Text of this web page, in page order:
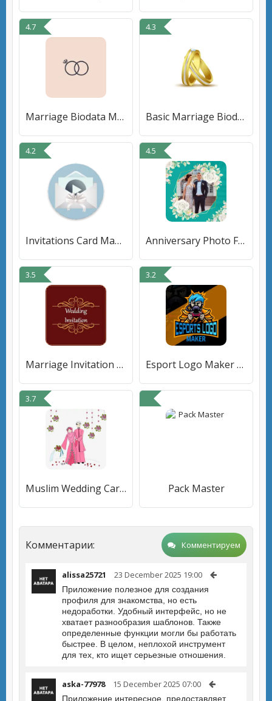
4.7
Marriage Biodata Maker
4.3
Basic Marriage Biodata Maker
4.2
Invitations Card Maker (GIF/Vi
4.5
Anniversary Photo Frame Maker
3.5
Marriage Invitation Video Card
3.2
Esport Logo Maker - Games Logo
3.7
Muslim Wedding Card Maker Pack Master
Комментарии: Комментируем
alissa25721 23 December 2025 19:00
Приложение полезное для создания
профиля для знакомства, но есть
недоработки. Удобный интерфейс, но не
хватает разнообразия шаблонов. Также
определенные функции могли бы работать
быстрее. В целом, неплохой инструмент
для тех, кто ищет серьезные отношения.
aska-77978 15 December 2025 07:00
Приложение интересное, предоставляет